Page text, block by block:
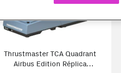
Thrustmaster TCA Quadrant
Airbus Edition Réplica